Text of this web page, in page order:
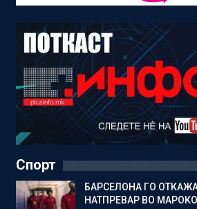
Спорт
БАРСЕЛОНА ГО
НАТПРЕВАР ВО